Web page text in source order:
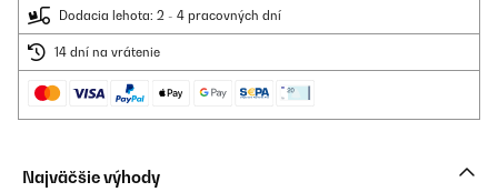
Dodacia lehota: 2 - 4 pracovných dní
14 dní na vrátenie
Najväčšie výhody